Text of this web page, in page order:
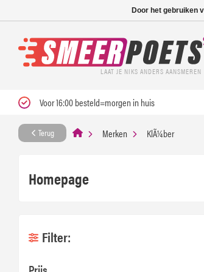
LAAT JE NIKS ANDERS AANSMEREN
Voor 16:00 besteld=morgen in huis
Terug Merken KlÃ¼ber
Homepage
Filter:
Door het gebruiken